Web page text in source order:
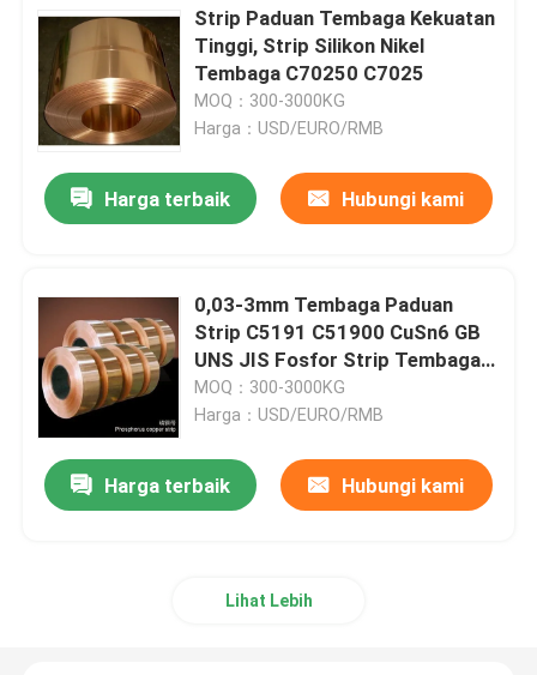
Produk
Tentang kami
Tur Pabrik
Hubungi kami
Berita
Permintaan Penawaran
Strip Paduan Tembaga Kekuatan
Tinggi, Strip Silikon Nikel
Tembaga C70250 C7025
MOQ：300-3000KG
Harga：USD/EURO/RMB
Harga terbaik Hubungi kami
0,03-3mm Tembaga Paduan
Strip C5191 C51900 CuSn6 GB
UNS JIS Fosfor Strip Tembaga
Coil
MOQ：300-3000KG
Harga：USD/EURO/RMB
Harga terbaik Hubungi kami
Lihat Lebih